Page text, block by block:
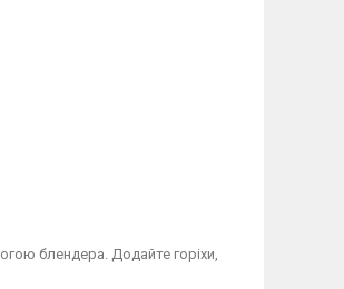
блендера. Додайте горіхи,